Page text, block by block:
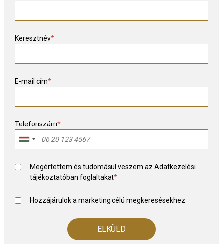
Keresztnév*
E-mail cím*
Telefonszám*
Megértettem és tudomásul veszem azAdatkezelési
tájékoztatóban foglaltakat*
Hozzájárulok a marketing célú megkeresésekhez